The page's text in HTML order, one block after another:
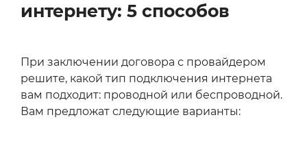
интернету: 5 способов
При заключении договора с провайдером
решите, какой тип подключения интернета
вам подходит: проводной или беспроводной.
Вам предложат следующие варианты: